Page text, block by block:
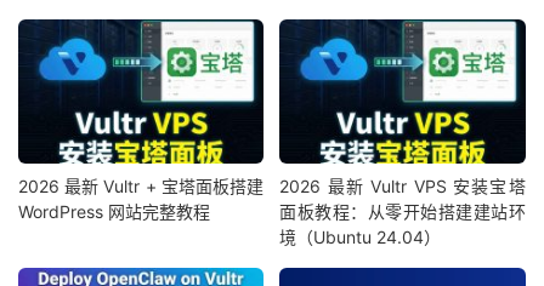
2026 最新 Vultr + 宝塔面板搭建
WordPress 网站完整教程
2026 最新 Vultr VPS 安装宝塔
面板教程：从零开始搭建建站环
境（Ubuntu 24.04）